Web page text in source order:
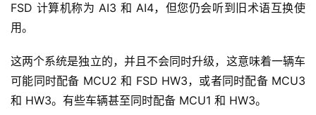
FSD 计算机称为 AI3 和 AI4，但您仍会听到旧术语互换使
用。
这两个系统是独立的，并且不会同时升级，这意味着一辆车
可能同时配备 MCU2 和 FSD HW3，或者同时配备 MCU3
和 HW3。有些车辆甚至同时配备 MCU1 和 HW3。